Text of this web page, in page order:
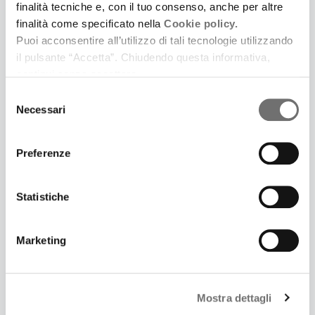
finalità tecniche e, con il tuo consenso, anche per altre
finalità come specificato nella Cookie policy.
Puoi acconsentire all’utilizzo di tali tecnologie utilizzando
il pulsante “Accetta”. Chiudendo questa informativa,
delNecessari
Preferenze
Statistiche
Marketing
Mostra dettagli
LONTANO DA CINECITTÀ. UNA SERIE PODCAST IN
CINQUE PUNTATE IDEATA E SCRITTA DA
Prima puntata: Il giardino dei Finzi Contini